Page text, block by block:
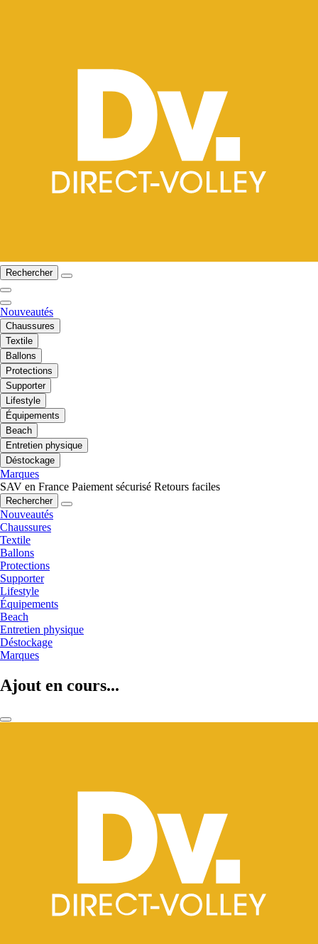
Rechercher
Nouveautés
Chaussures
Textile
Ballons
Protections
Supporter
Lifestyle
Équipements
Beach
Entretien physique
Déstockage
Marques
SAV en France Paiement sécurisé Retours faciles
Rechercher
Nouveautés
Chaussures
Textile
Ballons
Protections
Supporter
Lifestyle
Équipements
Beach
Entretien physique
Déstockage
Marques
Ajout en cours...